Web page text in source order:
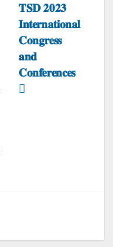
𝐓𝐒𝐃 𝟐𝟎𝟐𝟑
𝐈𝐧𝐭𝐞𝐫𝐧𝐚𝐭𝐢𝐨𝐧𝐚𝐥
𝐂𝐨𝐧𝐠𝐫𝐞𝐬𝐬
𝐚𝐧𝐝
𝐂𝐨𝐧𝐟𝐞𝐫𝐞𝐧𝐜𝐞𝐬